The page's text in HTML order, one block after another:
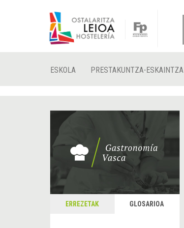
ESKOLA PRESTAKUNTZA-ESKAINTZA
ERREZETAK GLOSARIOA